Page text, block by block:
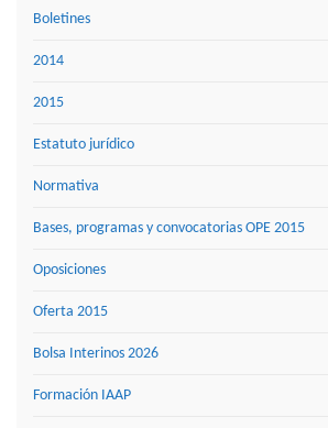
Boletines
2014
2015
Estatuto jurídico
Normativa
Bases, programas y convocatorias OPE 2015
Oposiciones
Oferta 2015
Bolsa Interinos 2026
Formación IAAP